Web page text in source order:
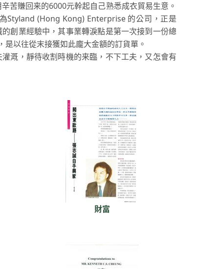
苦賺回来的6000元幹起自己熟悉成衣貿易生意。
Styland (Hong Kong) Enterprise 的公司，正是
創業經驗中，其事業轉淚點是第一次接到一份總
是以往從末接獲如此龐大金額的訂貨單。
溉，靜待收割時機的来臨，不下工夫，又怎會有
財富